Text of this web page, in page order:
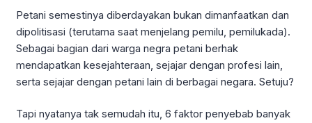
Petani semestinya diberdayakan bukan dimanfaatkan dan
dipolitisasi (terutama saat menjelang pemilu, pemilukada).
Sebagai bagian dari warga negra petani berhak
mendapatkan kesejahteraan, sejajar dengan profesi lain,
serta sejajar dengan petani lain di berbagai negara. Setuju?
Tapi nyatanya tak semudah itu, 6 faktor penyebab banyak